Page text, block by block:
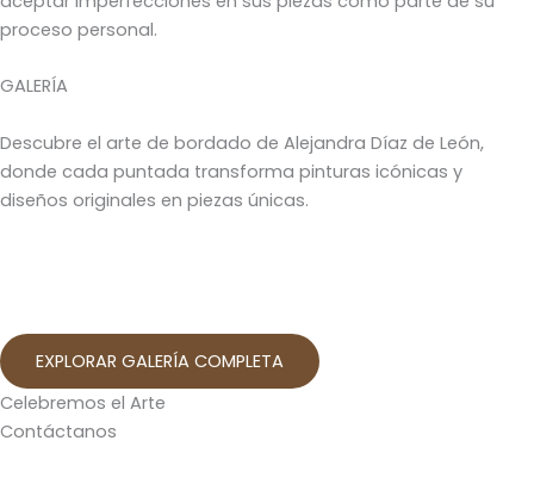
proceso personal.
GALERÍA
Descubre el arte de bordado de Alejandra Díaz de León,
donde cada puntada transforma pinturas icónicas y
diseños originales en piezas únicas.
EXPLORAR GALERÍA COMPLETA
Celebremos el Arte
Contáctanos